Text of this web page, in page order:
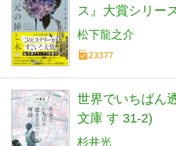
ス』大賞シリー
松下龍之介
23377
世界でいちばん
文庫 す 31-2)
杉井光